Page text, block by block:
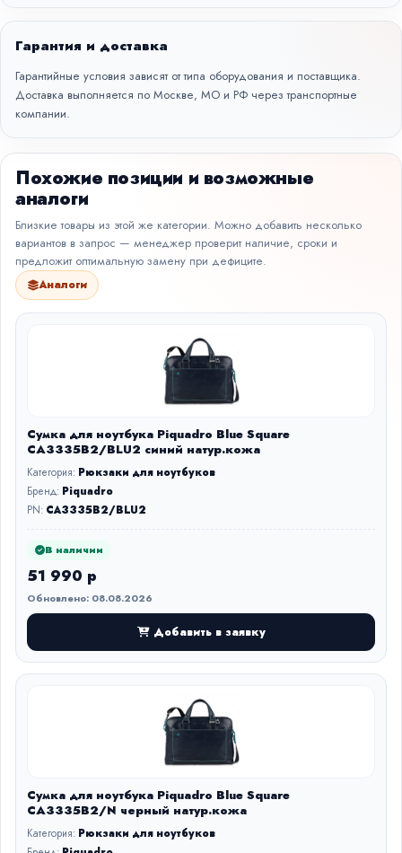
Гарантия и доставка
Гарантийные условия зависят от типа оборудования и поставщика.
Доставка выполняется по Москве, МО и РФ через транспортные
компании.
Похожие позиции и возможные
аналоги
Близкие товары из этой же категории. Можно добавить несколько
вариантов в запрос — менеджер проверит наличие, сроки и
предложит оптимальную замену при дефиците.
Аналоги
Сумка для ноутбука Piquadro Blue Square
CA3335B2/BLU2 синий натур.кожа
Категория: Рюкзаки для ноутбуков
Бренд: Piquadro
PN: CA3335B2/BLU2
В наличии
51 990 р
Обновлено: 08.08.2026
Добавить в заявку
Сумка для ноутбука Piquadro Blue Square
CA3335B2/N черный натур.кожа
Категория: Рюкзаки для ноутбуков